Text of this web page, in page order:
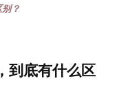
？
到底有什么区